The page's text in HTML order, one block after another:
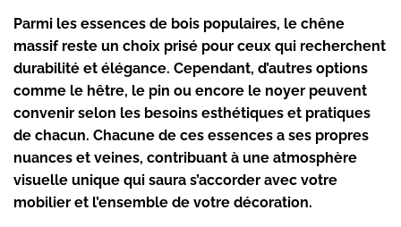
Parmi les essences de bois populaires, le chêne
massifreste un choix prisé pour ceux qui recherchent
durabilité et élégance. Cependant, d’autres options
comme le hêtre, le pin ou encore le noyer peuvent
convenir selon les besoins esthétiques et pratiques
de chacun. Chacune de ces essences a ses propres
nuances et veines, contribuant à une atmosphère
visuelle unique qui saura s’accorder avec votre
mobilier et l’ensemble de votre décoration.